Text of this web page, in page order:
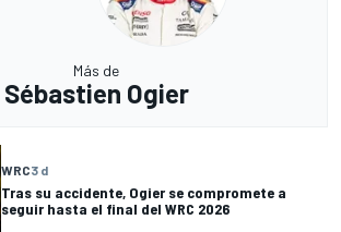
Más de
Sébastien Ogier
WRC3 d
Tras su accidente, Ogier se compromete a
seguir hasta el final del WRC 2026